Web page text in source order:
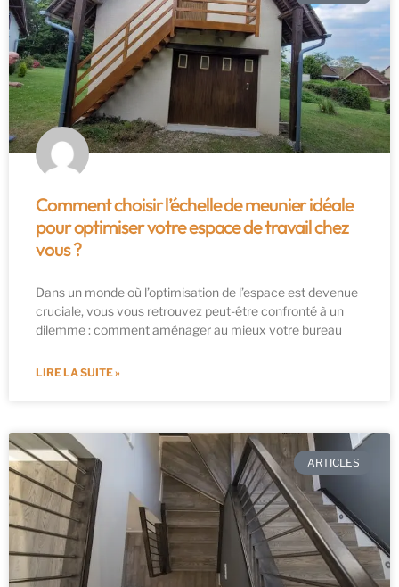
Comment choisir l’échelle de meunier idéale
pour optimiser votre espace de travail chez
vous ?
Dans un monde où l’optimisation de l’espace est devenue
cruciale, vous vous retrouvez peut-être confronté à un
dilemme : comment aménager au mieux votre bureau
LIRE LA SUITE »
ARTICLES